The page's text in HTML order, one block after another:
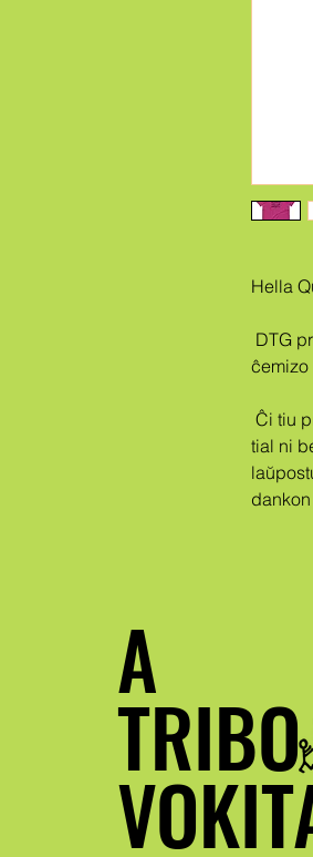
Hella
ĉemizo
tial ni
A
TRIBO